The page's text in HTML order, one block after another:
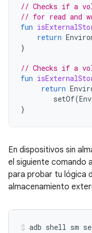
// Checks if a
// for read and
fun
return
}
// Checks if a
fun
return
setOf(
}
En dispositivos sin
el siguiente comando
para probar tu lógica
almacenamiento